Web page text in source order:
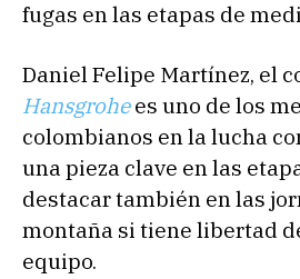
fugas en las etapas de
Daniel Felipe Martínez, el
Hansgrohe es uno de los
colombianos en la lucha
una pieza clave en las
destacar también en las
montaña si tiene libertad
equipo.